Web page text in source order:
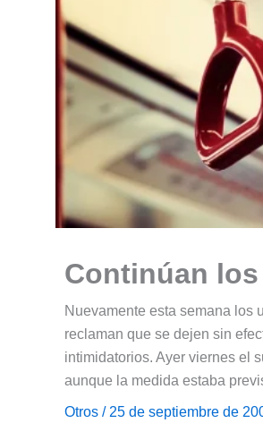
Continúan
Nuevamente esta semana los
reclaman que se dejen sin
intimidatorios. Ayer viernes el
aunque la medida estaba
Otros / 25 de septiembre de